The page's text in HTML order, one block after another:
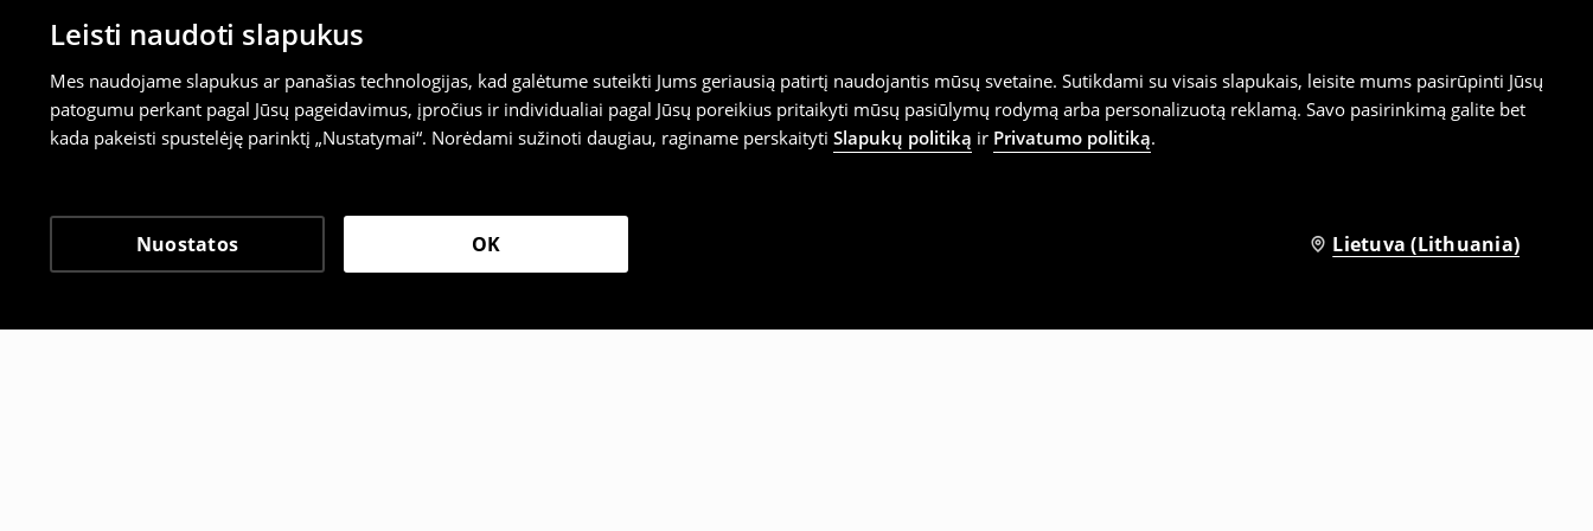
Leisti naudoti slapukus
Mes naudojame slapukus ar panašias technologijas, kad galėtume suteikti Jums geriausią patirtį naudojantis mūsų svetaine. Sutikdami su visais slapukais, leisite mums pasirūpinti Jūsų
patogumu perkant pagal Jūsų pageidavimus, įpročius ir individualiai pagal Jūsų poreikius pritaikyti mūsų pasiūlymų rodymą arba personalizuotą reklamą. Savo pasirinkimą galite bet
kada pakeisti spustelėję parinktį „Nustatymai“. Norėdami sužinoti daugiau, raginame perskaityti Slapukų politiką ir Privatumo politiką.
Nuostatos OK Lietuva (Lithuania)